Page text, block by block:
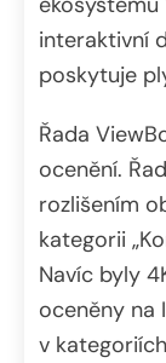
interaktivní
poskytuje
Řada
ocenění.
rozlišením
kategorii
Navíc byly
oceněny na
v